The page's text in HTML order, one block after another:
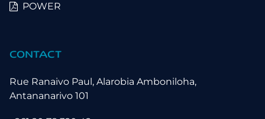
POWER
CONTACT
Rue Ranaivo Paul, Alarobia Amboniloha,
Antananarivo 101